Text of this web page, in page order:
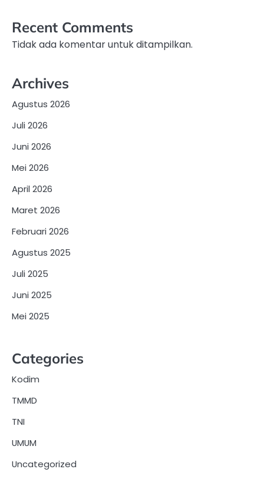
Recent Comments
Tidak ada komentar untuk ditampilkan.
Archives
Agustus 2026
Juli 2026
Juni 2026
Mei 2026
April 2026
Maret 2026
Februari 2026
Agustus 2025
Juli 2025
Juni 2025
Mei 2025
Categories
Kodim
TMMD
TNI
UMUM
Uncategorized